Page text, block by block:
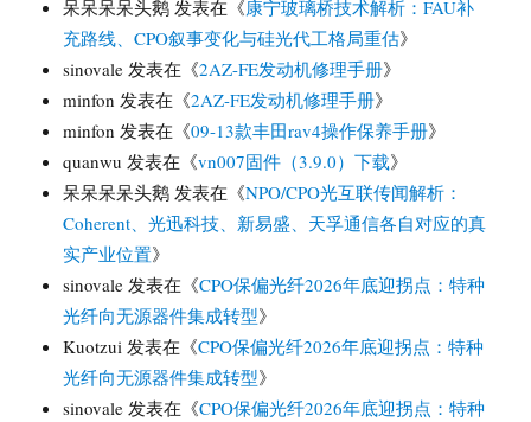
呆呆呆呆头鹅 发表在《康宁玻璃桥技术解析：FAU补
充路线、CPO叙事变化与硅光代工格局重估》
sinovale 发表在《2AZ-FE发动机修理手册》
minfon 发表在《2AZ-FE发动机修理手册》
minfon 发表在《09-13款丰田rav4操作保养手册》
quanwu 发表在《vn007固件（3.9.0）下载》
呆呆呆呆头鹅 发表在《NPO/CPO光互联传闻解析：
Coherent、光迅科技、新易盛、天孚通信各自对应的真
实产业位置》
sinovale 发表在《CPO保偏光纤2026年底迎拐点：特种
光纤向无源器件集成转型》
Kuotzui 发表在《CPO保偏光纤2026年底迎拐点：特种
光纤向无源器件集成转型》
sinovale 发表在《CPO保偏光纤2026年底迎拐点：特种